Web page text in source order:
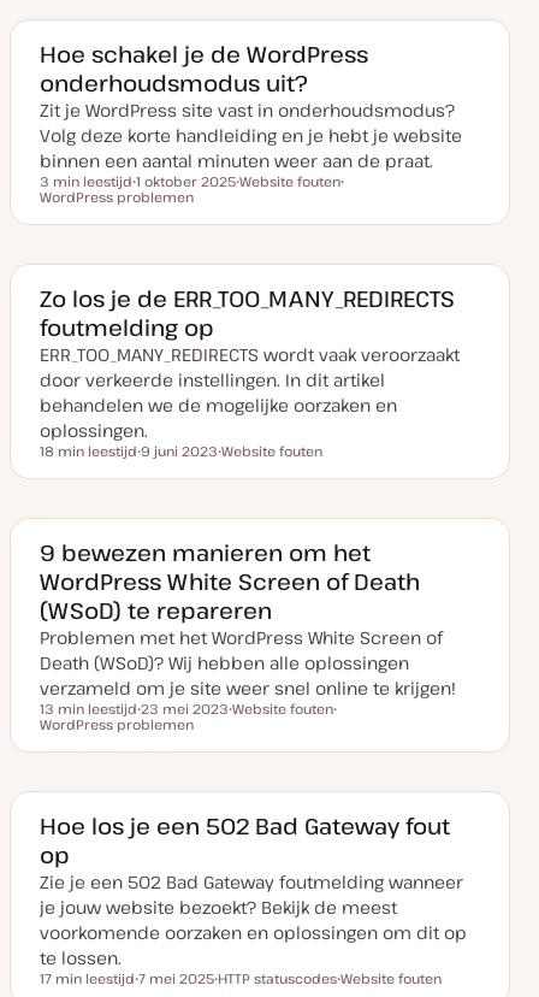
u
v
a
n
u
p
a
t
e
e
w
e
r
p
e
w
e
Hoe schakel je de WordPress
onderhoudsmodus uit?
Zit je WordPress site vast in onderhoudsmodus?
Volg deze korte handleiding en je hebt je website
binnen een aantal minuten weer aan de praat.
Leestijd
3 min leestijd
D
t
m
a
n
u
p
d
t
e
1 oktober 2025
d
r
e
r
Website fouten
d
r
e
r
WordPress problemen
Zo los je de ERR_TOO_MANY_REDIRECTS
foutmelding op
ERR_TOO_MANY_REDIRECTS wordt vaak veroorzaakt
door verkeerde instellingen. In dit artikel
behandelen we de mogelijke oorzaken en
oplossingen.
Leestijd
18 min leestijd
a
u
v
a
n
u
p
d
a
t
e
9 juni 2023
n
e
w
e
r
p
Website fouten
9 bewezen manieren om het
WordPress White Screen of Death
(WSoD) te repareren
Problemen met het WordPress White Screen of
Death (WSoD)? Wij hebben alle oplossingen
verzameld om je site weer snel online te krijgen!
Leestijd
13 min leestijd
D
t
m
a
n
d
t
e
23 mei 2023
d
r
e
r
Website fouten
d
r
e
r
WordPress problemen
Hoe los je een 502 Bad Gateway fout
op
Zie je een 502 Bad Gateway foutmelding wanneer
je jouw website bezoekt? Bekijk de meest
voorkomende oorzaken en oplossingen om dit op
te lossen.
Leestijd
17 min leestijd 7 mei 2025 HTTP statuscodes Website fouten